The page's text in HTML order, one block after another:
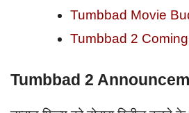
Tumbbad Movie
Tumbbad 2
Tumbbad 2